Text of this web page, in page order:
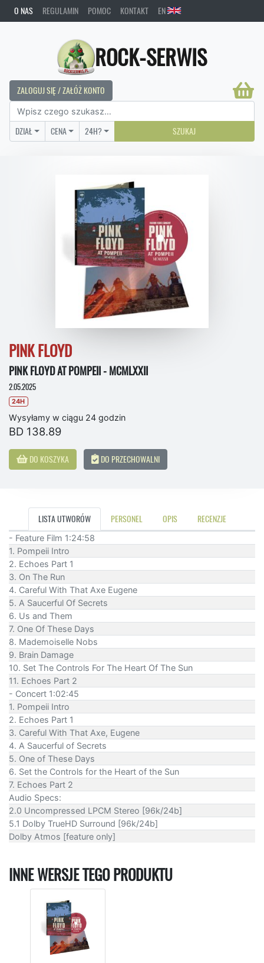
O NAS REGULAMIN POMOC KONTAKT EN
ROCK-SERWIS
ZALOGUJ SIĘ / ZAŁÓŻ KONTO
DZIAŁ CENA 24H? SZUKAJ
PINK FLOYD
PINK FLOYD AT POMPEII - MCMLXXII
2.05.2025
24H
Wysyłamy w ciągu 24 godzin
BD 138.89
DO KOSZYKA DO PRZECHOWALNI
LISTA UTWORÓW PERSONEL OPIS RECENZJE
- Feature Film 1:24:58
1. Pompeii Intro
2. Echoes Part 1
3. On The Run
4. Careful With That Axe Eugene
5. A Saucerful Of Secrets
6. Us and Them
7. One Of These Days
8. Mademoiselle Nobs
9. Brain Damage
10. Set The Controls For The Heart Of The Sun
11. Echoes Part 2
- Concert 1:02:45
1. Pompeii Intro
2. Echoes Part 1
3. Careful With That Axe, Eugene
4. A Saucerful of Secrets
5. One of These Days
6. Set the Controls for the Heart of the Sun
7. Echoes Part 2
Audio Specs:
2.0 Uncompressed LPCM Stereo [96k/24b]
5.1 Dolby TrueHD Surround [96k/24b]
Dolby Atmos [feature only]
INNE WERSJE TEGO PRODUKTU